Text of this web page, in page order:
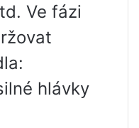
Ve fázi
hlávky